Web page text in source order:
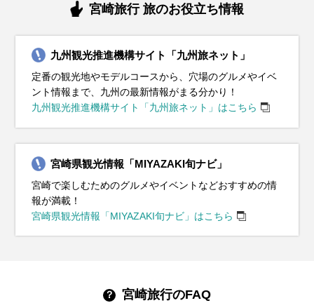
宮崎旅行 旅のお役立ち情報
九州観光推進機構サイト「九州旅ネット」
定番の観光地やモデルコースから、穴場のグルメやイベ
ント情報まで、九州の最新情報がまる分かり！
九州観光推進機構サイト「九州旅ネット」はこちら
宮崎県観光情報「MIYAZAKI旬ナビ」
宮崎で楽しむためのグルメやイベントなどおすすめの情
報が満載！
宮崎県観光情報「MIYAZAKI旬ナビ」はこちら
宮崎旅行のFAQ